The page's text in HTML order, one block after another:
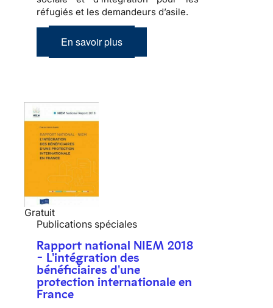
réfugiés et les demandeurs d’asile.
En savoir plus
Gratuit
Publications spéciales
Rapport national NIEM 2018
- L'intégration des
bénéficiaires d'une
protection internationale en
France